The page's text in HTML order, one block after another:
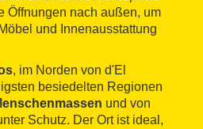
Öffnungen nach außen, um
und Innenausstattung
, im Norden von d'El
besiedelten Regionen
und von
Schutz. Der Ort ist ideal,